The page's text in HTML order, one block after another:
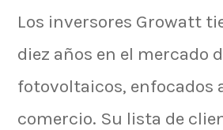
Los inversores Growatt
diez años en el mercado
fotovoltaicos, enfocados
comercio. Su lista de